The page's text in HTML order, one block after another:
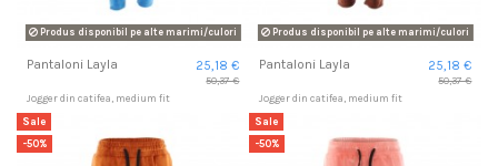
Produs disponibil pe alte marimi/culori
Pantaloni Layla 25,18 €
50,37 €
Jogger din catifea, medium fit
Produs disponibil pe alte marimi/culori
Pantaloni Layla 25,18 €
50,37 €
Jogger din catifea, medium fit
Sale
-50%
Sale
-50%